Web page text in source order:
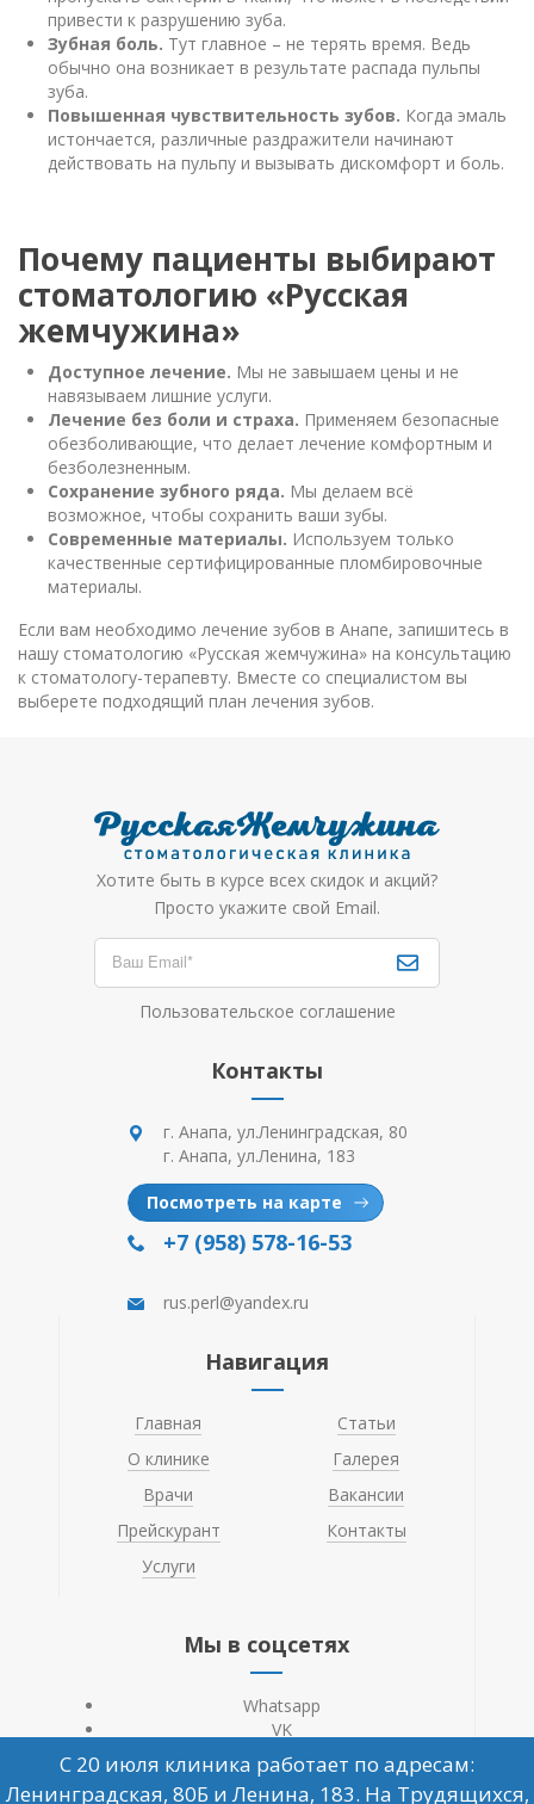
привести к разрушению зуба.
Зубная боль. Тут главное – не терять время. Ведь
обычно она возникает в результате распада пульпы
зуба.
Повышенная чувствительность зубов. Когда эмаль
истончается, различные раздражители начинают
действовать на пульпу и вызывать дискомфорт и боль.
Почему пациенты выбирают
стоматологию «Русская
жемчужина»
Доступное лечение. Мы не завышаем цены и не
навязываем лишние услуги.
Лечение без боли и страха. Применяем безопасные
обезболивающие, что делает лечение комфортным и
безболезненным.
Сохранение зубного ряда. Мы делаем всё
возможное, чтобы сохранить ваши зубы.
Современные материалы. Используем только
качественные сертифицированные пломбировочные
материалы.
Если вам необходимо лечение зубов в Анапе, запишитесь в
нашу стоматологию «Русская жемчужина» на консультацию
к стоматологу-терапевту. Вместе со специалистом вы
выберете подходящий план лечения зубов.
Хотите быть в курсе всех скидок и акций?
Просто укажите свой Email.
Пользовательское соглашение
Навигация
Главная
О клинике
Врачи
Прейскурант
Услуги
Статьи
Галерея
Вакансии
Контакты
Мы в соцсетях
Whatsapp
VK
Контакты
г. Анапа, ул.Ленинградская, 80
г. Анапа, ул.Ленина, 183
Посмотреть на карте
+7 (958) 578-16-53
rus.perl@yandex.ru
С 20 июля клиника работает по адресам:
Ленинградская, 80Б и Ленина, 183. На Трудящихся,